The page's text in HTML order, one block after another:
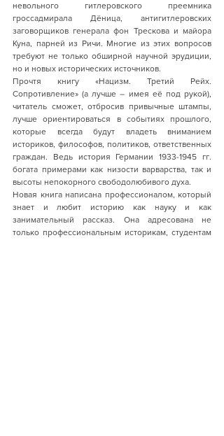
невольного гитлеровского преемника
гроссадмирала Дёница, антигитлеровских
заговорщиков генерала фон Трескова и майора
Куна, парней из Ричи. Многие из этих вопросов
требуют не только обширной научной эрудиции,
но и новых исторических источников.
Прочтя книгу «Нацизм. Третий Рейх.
Сопротивление» (а лучше – имея её под рукой),
читатель сможет, отбросив привычные штампы,
лучше ориентироваться в событиях прошлого,
которые всегда будут владеть вниманием
историков, философов, политиков, ответственных
граждан. Ведь история Германии 1933-1945 гг.
богата примерами как низости варварства, так и
высоты непокорного свободолюбивого духа.
Новая книга написана профессионалом, который
знает и любит историю как науку и как
занимательный рассказ. Она адресована не
только профессиональным историкам, студентам